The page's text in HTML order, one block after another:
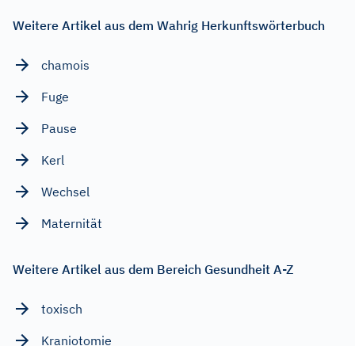
Weitere Artikel aus dem Wahrig Herkunftswörterbuch
chamois
Fuge
Pause
Kerl
Wechsel
Maternität
Weitere Artikel aus dem Bereich Gesundheit A-Z
toxisch
Kraniotomie